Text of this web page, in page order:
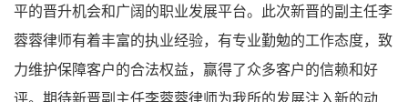
平的晋升机会和广阔的职业发展平台。此次新晋的副主任李
蓉蓉律师有着丰富的执业经验，有专业勤勉的工作态度，致
力维护保障客户的合法权益，赢得了众多客户的信赖和好
评。期待新晋副主任李蓉蓉律师为我所的发展注入新的动